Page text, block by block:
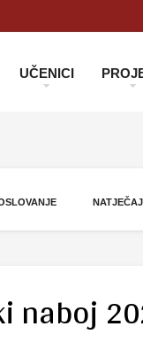
UČENICI
naboj